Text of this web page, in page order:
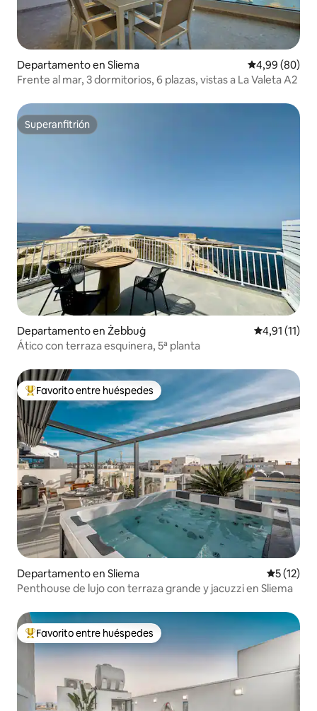
Departamento en Sliema Calificación
4,99 (80)
Frente al mar, 3 dormitorios, 6 plazas, vistas a La Valeta A2
Superanfitrión
Superanfitrión
Departamento en Żebbuġ Calificación
4,91 (11)
Ático con terraza esquinera, 5ª planta
Favorito entre los huéspedes más destacados
Favorito entre huéspedes
Departamento en Sliema
5 (12)
Penthouse de lujo con terraza grande y jacuzzi en Sliema
Favorito entre los huéspedes más destacados
Favorito entre huéspedes